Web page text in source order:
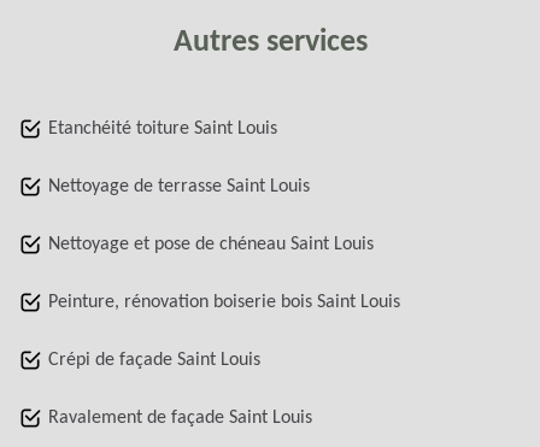
Autres services
Etanchéité toiture Saint Louis
Nettoyage de terrasse Saint Louis
Nettoyage et pose de chéneau Saint Louis
Peinture, rénovation boiserie bois Saint Louis
Crépi de façade Saint Louis
Ravalement de façade Saint Louis